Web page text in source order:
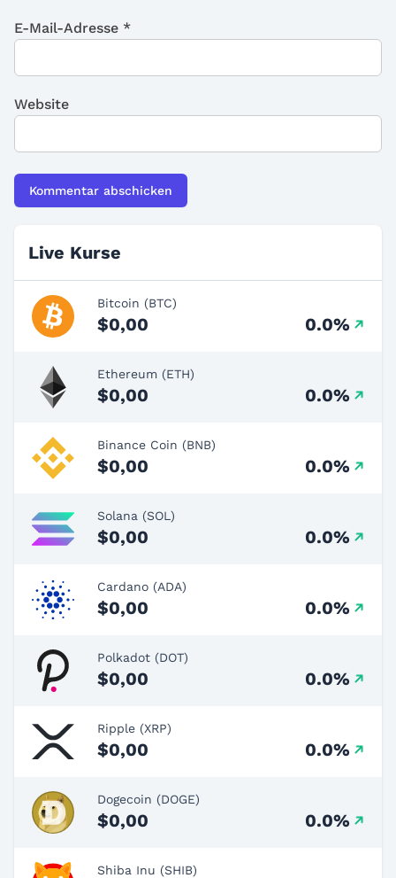
E-Mail-Adresse *
Website
Live Kurse
Bitcoin (BTC)
$0,00 0.0%
Ethereum (ETH)
$0,00 0.0%
Binance Coin (BNB)
$0,00 0.0%
Solana (SOL)
$0,00 0.0%
Cardano (ADA)
$0,00 0.0%
Polkadot (DOT)
$0,00 0.0%
Ripple (XRP)
$0,00 0.0%
Dogecoin (DOGE)
$0,00 0.0%
Shiba Inu (SHIB)